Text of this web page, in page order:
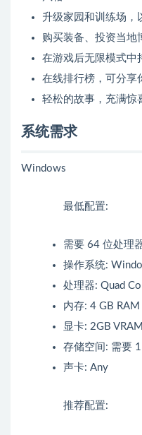
升级家园和训练场，
购买装备、投资当地
在游戏后无限模式中
在线排行榜，可分享
轻松的故事，充满惊
系统需求
Windows
最低配置:
需要 64 位处理
操作系统:
处理器: Quad
内存: 4 GB RAM
显卡: 2GB
存储空间: 需要
声卡: Any
推荐配置: